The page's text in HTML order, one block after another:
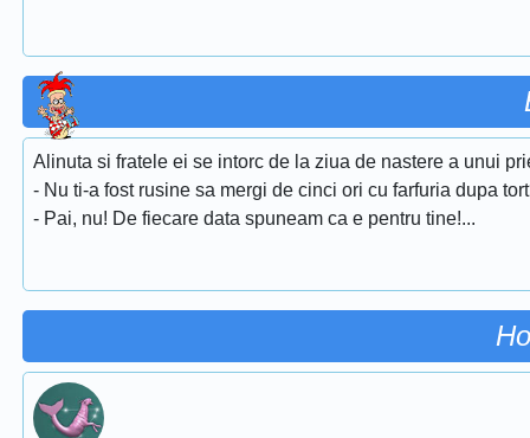
Alinuta si fratele ei se intorc de la ziua de nastere a unui
- Nu ti-a fost rusine sa mergi de cinci ori cu farfuria dupa
- Pai, nu! De fiecare data spuneam ca e pentru tine!...